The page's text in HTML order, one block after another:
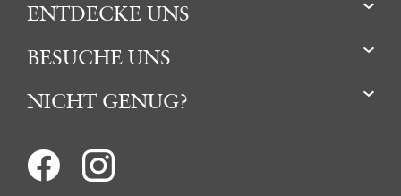
ENTDECKE UNS
BESUCHE UNS
NICHT GENUG?